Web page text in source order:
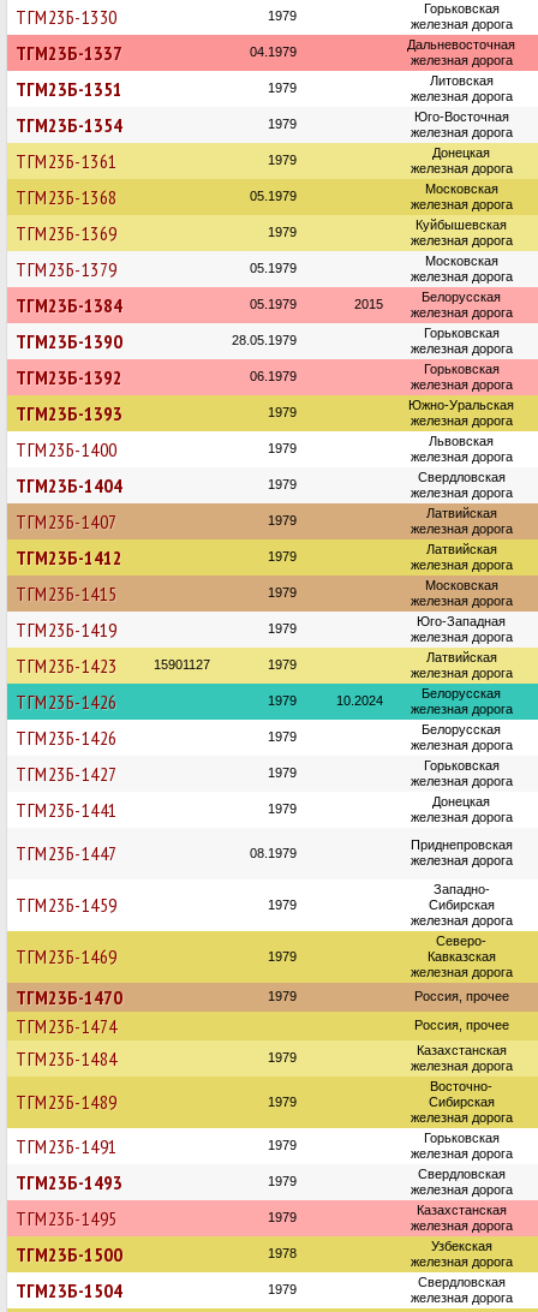
ТГМ23Б-1330 1979
Горьковская
железная дорога
ТГМ23Б-1337 04.1979
Дальневосточная
железная дорога
ТГМ23Б-1351 1979
Литовская
железная дорога
ТГМ23Б-1354 1979
Юго-Восточная
железная дорога
ТГМ23Б-1361 1979
Донецкая
железная дорога
ТГМ23Б-1368 05.1979
Московская
железная дорога
ТГМ23Б-1369 1979
Куйбышевская
железная дорога
ТГМ23Б-1379 05.1979
Московская
железная дорога
ТГМ23Б-1384 05.1979 2015
Белорусская
железная дорога
ТГМ23Б-1390 28.05.1979
Горьковская
железная дорога
ТГМ23Б-1392 06.1979
Горьковская
железная дорога
ТГМ23Б-1393 1979
Южно-Уральская
железная дорога
ТГМ23Б-1400 1979
Львовская
железная дорога
ТГМ23Б-1404 1979
Свердловская
железная дорога
ТГМ23Б-1407 1979
Латвийская
железная дорога
ТГМ23Б-1412 1979
Латвийская
железная дорога
ТГМ23Б-1415 1979
Московская
железная дорога
ТГМ23Б-1419 1979
Юго-Западная
железная дорога
ТГМ23Б-1423 15901127 1979
Латвийская
железная дорога
ТГМ23Б-1426 1979 10.2024
Белорусская
железная дорога
ТГМ23Б-1426 1979
Белорусская
железная дорога
ТГМ23Б-1427 1979
Горьковская
железная дорога
ТГМ23Б-1441 1979
Донецкая
железная дорога
ТГМ23Б-1447 08.1979
Приднепровская
железная дорога
ТГМ23Б-1459 1979
Западно-
Сибирская
железная дорога
ТГМ23Б-1469 1979
Северо-
Кавказская
железная дорога
ТГМ23Б-1470 1979 Россия, прочее
ТГМ23Б-1474 Россия, прочее
ТГМ23Б-1484 1979
Казахстанская
железная дорога
ТГМ23Б-1489 1979
Восточно-
Сибирская
железная дорога
ТГМ23Б-1491 1979
Горьковская
железная дорога
ТГМ23Б-1493 1979
Свердловская
железная дорога
ТГМ23Б-1495 1979
Казахстанская
железная дорога
ТГМ23Б-1500 1978
Узбекская
железная дорога
ТГМ23Б-1504 1979
Свердловская
железная дорога